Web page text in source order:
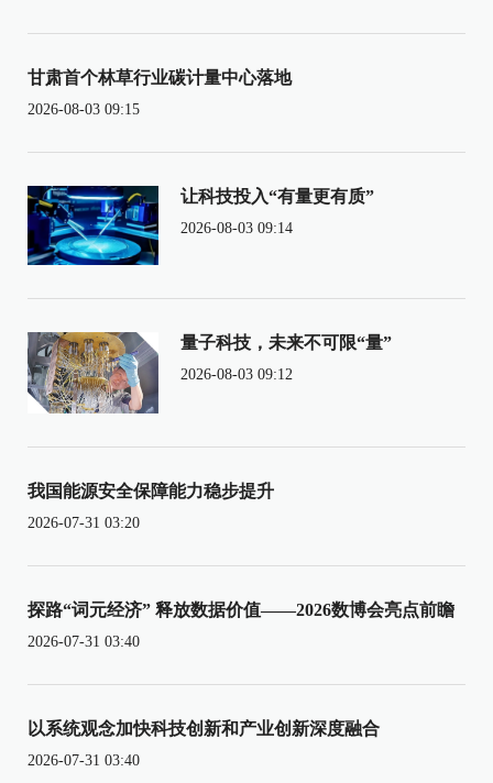
甘肃首个林草行业碳计量中心落地
2026-08-03 09:15
让科技投入“有量更有质”
2026-08-03 09:14
量子科技，未来不可限“量”
2026-08-03 09:12
我国能源安全保障能力稳步提升
2026-07-31 03:20
探路“词元经济” 释放数据价值——2026数博会亮点前瞻
2026-07-31 03:40
以系统观念加快科技创新和产业创新深度融合
2026-07-31 03:40